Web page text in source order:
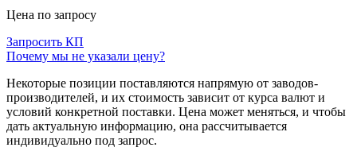
Цена по запросу
Запросить КП
Почему мы не указали цену?
Некоторые позиции поставляются напрямую от заводов-
производителей, и их стоимость зависит от курса валют и
условий конкретной поставки. Цена может меняться, и чтобы
дать актуальную информацию, она рассчитывается
индивидуально под запрос.